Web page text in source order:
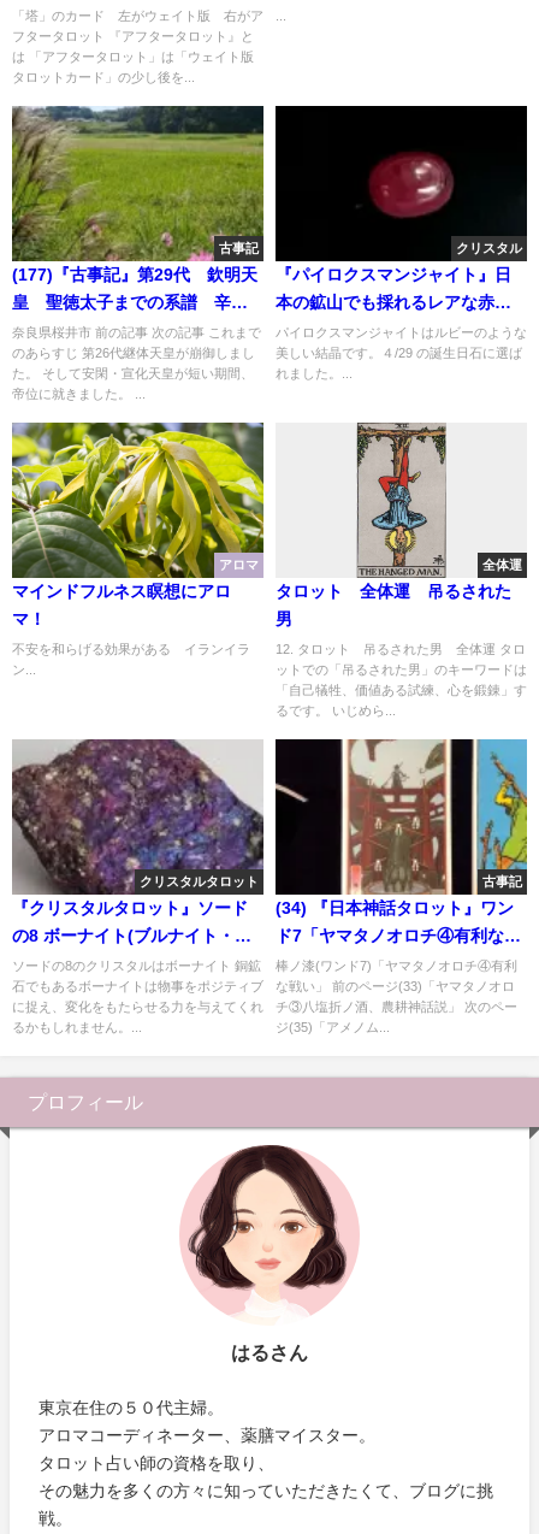
「塔」のカード 左がウェイト版 右がア
フタータロット 『アフタータロット』と
は 「アフタータロット」は「ウェイト版
タロットカード」の少し後を...
古事記
(177)『古事記』第29代 欽明天
皇 聖徳太子までの系譜 辛亥
の変
奈良県桜井市 前の記事 次の記事 これまで
のあらすじ 第26代継体天皇が崩御しまし
た。 そして安閑・宣化天皇が短い期間、
帝位に就きました。 ...
クリスタル
『パイロクスマンジャイト』日
本の鉱山でも採れるレアな赤い
結晶
パイロクスマンジャイトはルビーのような
美しい結晶です。４/29 の誕生日石に選ば
れました。...
アロマ
マインドフルネス瞑想にアロ
マ！
不安を和らげる効果がある イランイラ
ン...
全体運
タロット 全体運 吊るされた
男
12. タロット 吊るされた男 全体運 タロ
ットでの「吊るされた男」のキーワードは
「自己犠牲、価値ある試練、心を鍛錬」す
るです。 いじめら...
クリスタルタロット
『クリスタルタロット』ソード
の8 ボーナイト(ブルナイト・斑
銅鉱)
ソードの8のクリスタルはボーナイト 銅鉱
石でもあるボーナイトは物事をポジティブ
に捉え、変化をもたらせる力を与えてくれ
るかもしれません。...
古事記
(34) 『日本神話タロット』ワン
ド7「ヤマタノオロチ④有利な戦
い」
棒ノ漆(ワンド7)「ヤマタノオロチ④有利
な戦い」 前のページ(33)「ヤマタノオロ
チ③八塩折ノ酒、農耕神話説」 次のペー
ジ(35)「アメノム...
プロフィール
はるさん
東京在住の５０代主婦。
アロマコーディネーター、薬膳マイスター。
タロット占い師の資格を取り、
その魅力を多くの方々に知っていただきたくて、ブログに挑
戦。